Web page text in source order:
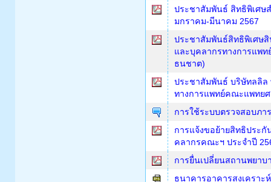
ประชาสัมพันธ์ สิทธิพิเศษ
มกราคม-มีนาคม 2567
ประชาสัมพันธ์สิทธิพิเศษ
และบุคลากรทางการแพ
ธนชาต)
ประชาสัมพันธ์ บริษัทลลิล
ทางการแพทย์คณะแพทย
การใช้ระบบตรวจสอบภา
การแจ้งขอย้ายสิทธิประ
คลากรคณะฯ ประจำปี
การยื่นเปลี่ยนสถานพยา
ธนาคารอาคารสงเคราะ